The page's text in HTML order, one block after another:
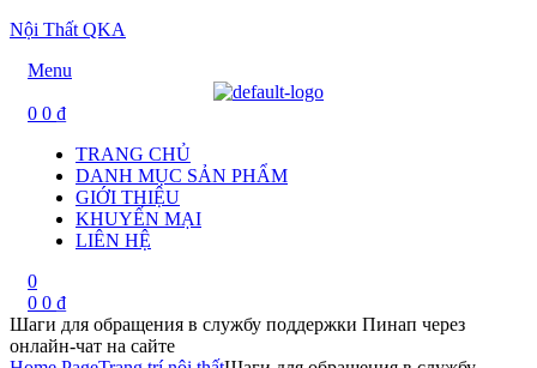
Nội Thất QKA
Menu
0 0 ₫
TRANG CHỦ
DANH MỤC SẢN PHẨM
GIỚI THIỆU
KHUYẾN MẠI
LIÊN HỆ
0
0 0 ₫
Шаги для обращения в службу поддержки Пинап через
онлайн-чат на сайте